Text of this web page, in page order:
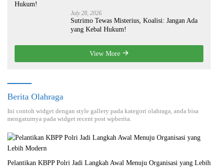
July 28, 2026
Sutrimo Tewas Misterius, Koalisi: Jangan Ada
yang Kebal Hukum!
View More
Berita Olahraga
Ini contoh widget dengan style gallery pada kategori olahraga, anda bisa
mengaturnya pada widget recent post wpberita.
Pelantikan KBPP Polri Jadi Langkah Awal Menuju Organisasi yang Lebih